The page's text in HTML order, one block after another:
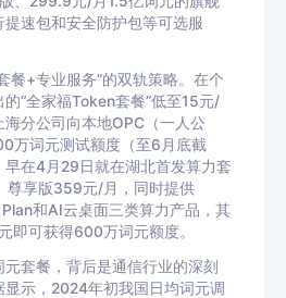
提速包和安全防护包等可选服
餐+专业服务”的双轨策略。在个
“全家福Token套餐”低至15元/
海分公司向本地OPC（一人公
万词元测试额度（至6月底截
早在4月29日就在湖北首发算力套
尊享版359元/月，同时提供
和AI云桌面三类算力产品，其
即可获得600万词元额度。
套餐，背后是通信行业的深刻
示，2024年初我国日均词元调